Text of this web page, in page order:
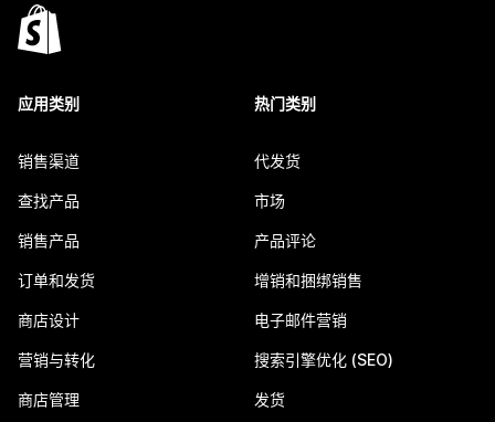
应用类别
销售渠道
查找产品
销售产品
订单和发货
商店设计
营销与转化
商店管理
热门类别
代发货
市场
产品评论
增销和捆绑销售
电子邮件营销
搜索引擎优化 (SEO)
发货